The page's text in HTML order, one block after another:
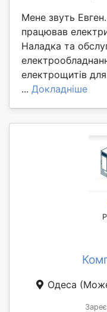
Мене звуть
працював
Наладка та
електрощитів
... Докладніше
Одеса